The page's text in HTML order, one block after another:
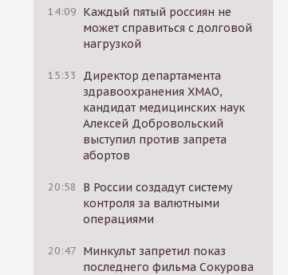
14:09 Каждый пятый россиян не
может справиться с долговой
нагрузкой
15:33
Директор департамента
здравоохранения ХМАО,
кандидат медицинских наук
Алексей Добровольский
выступил против запрета
абортов
20:58
В России создадут систему
контроля за валютными
операциями
20:47 Минкульт запретил показ
последнего фильма Сокурова